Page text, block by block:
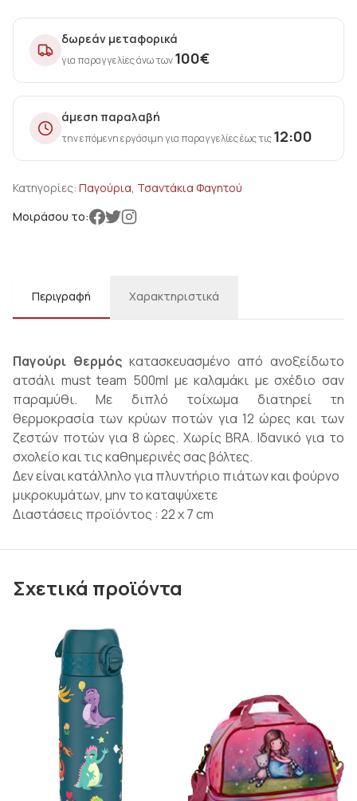
δωρεάν μεταφορικά
για παραγγελίες άνω των100€
άμεση παραλαβή
την επόμενη εργάσιμη για παραγγελίες έως τις12:00
Κατηγορίες: Παγούρια, Τσαντάκια Φαγητού
Μοιράσου το:
Περιγραφή Χαρακτηριστικά
Παγούρι θερμός κατασκευασμένο από ανοξείδωτο
ατσάλι must team 500ml με καλαμάκι με σχέδιο σαν
παραμύθι. Με διπλό τοίχωμα διατηρεί τη
θερμοκρασία των κρύων ποτών για 12 ώρες και των
ζεστών ποτών για 8 ώρες. Χωρίς BRA. Ιδανικό για το
σχολείο και τις καθημερινές σας βόλτες.
Δεν είναι κατάλληλο για πλυντήριο πιάτων και φούρνο
μικροκυμάτων, μην το καταψύχετε
Διαστάσεις προϊόντος : 22 x 7 cm
Σχετικά προϊόντα